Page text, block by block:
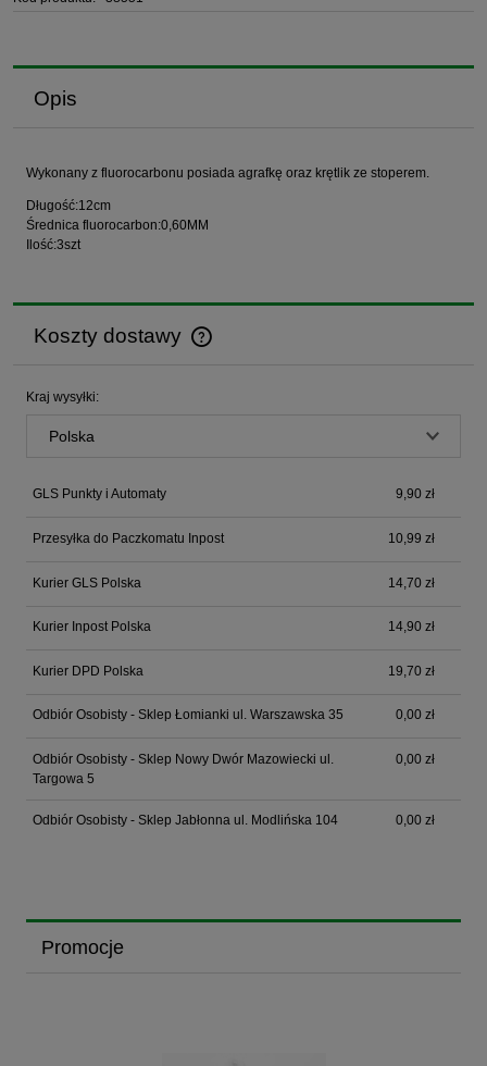
Opis
Wykonany z fluorocarbonu posiada agrafkę oraz krętlik ze stoperem.
Długość:12cm
Średnica fluorocarbon:0,60MM
Ilość:3szt
Koszty dostawy
Cena nie zawiera ewentualnych kosztów płatności
Kraj wysyłki:
GLS Punkty i Automaty 9,90 zł
Przesyłka do Paczkomatu Inpost 10,99 zł
Kurier GLS Polska 14,70 zł
Kurier Inpost Polska 14,90 zł
Kurier DPD Polska 19,70 zł
Odbiór Osobisty - Sklep Łomianki ul. Warszawska 35 0,00 zł
Odbiór Osobisty - Sklep Nowy Dwór Mazowiecki ul.
Targowa 5
0,00 zł
Odbiór Osobisty - Sklep Jabłonna ul. Modlińska 104 0,00 zł
Promocje